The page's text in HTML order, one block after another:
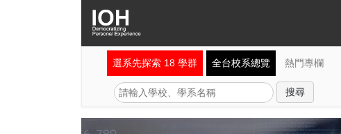
選系先探索 18 學群 全台校系總覽 熱門專欄